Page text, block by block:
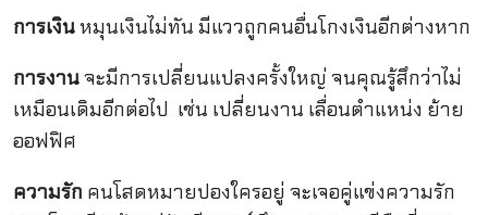
การเงินหมุนเงินไม่ทัน มีแววถูกคนอื่นโกงเงินอีกต่างหาก
การงานจะมีการเปลี่ยนแปลงครั้งใหญ่ จนคุณรู้สึกว่าไม่
เหมือนเดิมอีกต่อไป เช่น เปลี่ยนงาน เลื่อนตำแหน่ง ย้าย
ออฟฟิศ
ความรัก คนโสดหมายปองใครอยู่ จะเจอคู่แข่งความรัก